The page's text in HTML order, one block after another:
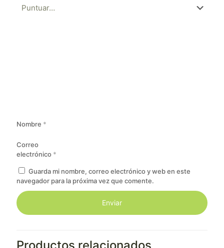
Nombre *
Correo
electrónico *
Guarda mi nombre, correo electrónico y web en este
navegador para la próxima vez que comente.